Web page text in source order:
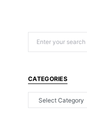
CATEGORIES